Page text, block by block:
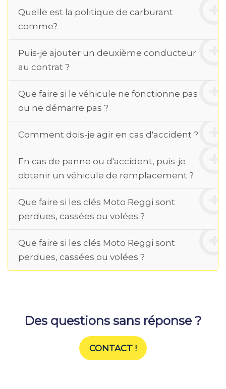
Quelle est la politique de carburant
comme?
Puis-je ajouter un deuxième conducteur
au contrat ?
Que faire si le véhicule ne fonctionne pas
ou ne démarre pas ?
Comment dois-je agir en cas d'accident ?
En cas de panne ou d'accident, puis-je
obtenir un véhicule de remplacement ?
Que faire si les clés Moto Reggi sont
perdues, cassées ou volées ?
Que faire si les clés Moto Reggi sont
perdues, cassées ou volées ?
Des questions sans réponse ?
CONTACT !